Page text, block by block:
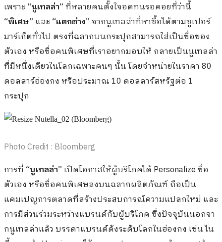
เพราะ “นูเทลล่า”ที่หลายคนตั้งใจอดทนรอคอยที่ว่านี้
“พิเศษ” และ “แตกต่าง”จากนูเทลล่าที่หาซื้อได้ตามซูเปอร์
มาร์เก็ตทั่วไป ตรงที่ฉลากบนกระปุกสามารถใส่เป็นชื่อของ
ตัวเอง หรือชื่อคนพิเศษที่เราอยากมอบให้ กลายเป็นนูเทลล่า
ที่มีหนึ่งเดียวในโลกเฉพาะคนๆ นั้น โดยจำหน่ายในราคา 80
ดอลลาร์ฮ่องกง หรือประมาณ 10 ดอลลาร์สหรัฐต่อ 1
กระปุก
Photo Credit : Bloomberg
การที่ “นูเทลล่า” เปิดโอกาสให้ผู้บริโภคได้ Personalize ชื่อ
ตัวเอง หรือชื่อคนพิเศษลงบนฉลากผลิตภัณฑ์ ถือเป็น
แคมเปญการตลาดที่สร้างประสบการณ์ความแปลกใหม่ และ
การมีส่วนร่วมระหว่างแบรนด์กับผู้บริโภค ซึ่งปัจจุบันนอกจา
กนูเทลล่าแล้ว บรรดาแบรนด์ดังระดับโลกในฮ่องกง เช่น ไน